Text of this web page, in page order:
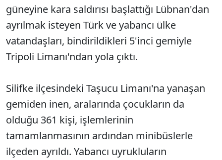
güneyine kara saldırısı başlattığı Lübnan'dan
ayrılmak isteyen Türk ve yabancı ülke
vatandaşları, bindirildikleri 5'inci gemiyle
Tripoli Limanı'ndan yola çıktı.
Silifke ilçesindeki Taşucu Limanı'na yanaşan
gemiden inen, aralarında çocukların da
olduğu 361 kişi, işlemlerinin
tamamlanmasının ardından minibüslerle
ilçeden ayrıldı. Yabancı uyrukluların